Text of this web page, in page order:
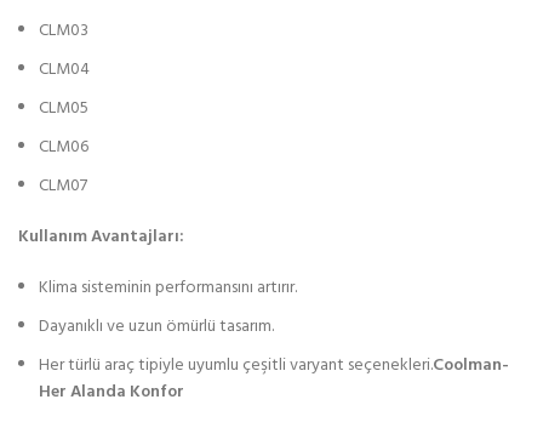
CLM03
CLM04
CLM05
CLM06
CLM07
Kullanım Avantajları:
Klima sisteminin performansını artırır.
Dayanıklı ve uzun ömürlü tasarım.
Her türlü araç tipiyle uyumlu çeşitli varyant seçenekleri.Coolman-
Her Alanda Konfor